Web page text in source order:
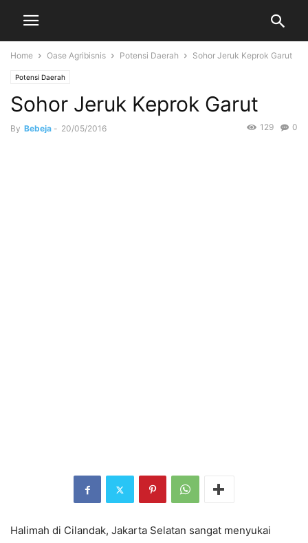
Home Oase Agribisnis Potensi Daerah Sohor Jeruk Keprok Garut
Potensi Daerah
Sohor Jeruk Keprok Garut
By Bebeja - 20/05/2016 0
129
Halimah di Cilandak, Jakarta Selatan sangat menyukai